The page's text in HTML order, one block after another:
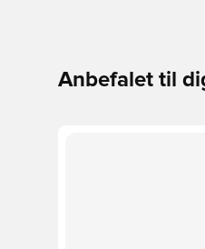
Anbefalet til